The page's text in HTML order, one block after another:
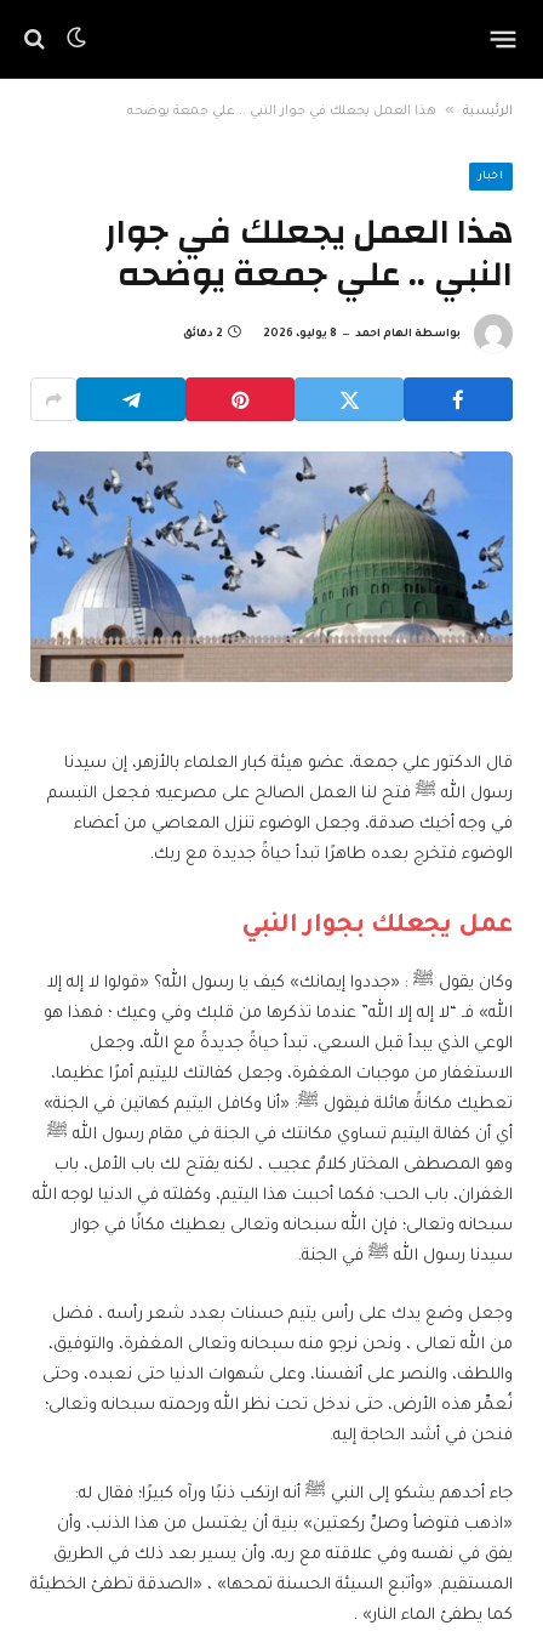
الرئيسية » هذا العمل يجعلك في جوار النبي .. علي جمعة يوضحه
اخبار
هذا العمل يجعلك في جوار
النبي .. علي جمعة يوضحه
بواسطة الهام احمد 8 يوليو، 2026 2 دقائق
قال الدكتور علي جمعة، عضو هيئة كبار العلماء بالأزهر، إن سيدنا
رسول الله ﷺ فتح لنا العمل الصالح على مصرعيه؛ فجعل التبسم
في وجه أخيك صدقة، وجعل الوضوء تنزل المعاصي من أعضاء
الوضوء فتخرج بعده طاهرًا تبدأ حياةً جديدة مع ربك.
عمل يجعلك بجوار النبي
وكان يقول ﷺ : «جددوا إيمانك» كيف يا رسول الله؟ «قولوا لا إله إلا
الله» فـ “لا إله إلا الله” عندما تذكرها من قلبك وفي وعيك ؛ فهذا هو
الوعي الذي يبدأ قبل السعي، تبدأ حياةً جديدةً مع الله، وجعل
الاستغفار من موجبات المغفرة، وجعل كفالتك لليتيم أمرًا عظيما،
تعطيك مكانةً هائلة فيقول ﷺ: «أنا وكافل اليتيم كهاتين في الجنة»
أي أن كفالة اليتيم تساوي مكانتك في الجنة في مقام رسول الله ﷺ
وهو المصطفى المختار كلامٌ عجيب ، لكنه يفتح لك باب الأمل، باب
الغفران، باب الحب؛ فكما أحببت هذا اليتيم، وكفلته في الدنيا لوجه الله
سبحانه وتعالى؛ فإن الله سبحانه وتعالى يعطيك مكانًا في جوار
سيدنا رسول الله ﷺ في الجنة.
وجعل وضع يدك على رأس يتيم حسنات بعدد شعر رأسه ، فضل
من الله تعالى ، ونحن نرجو منه سبحانه وتعالى المغفرة، والتوفيق،
واللطف، والنصر على أنفسنا، وعلى شهوات الدنيا حتى نعبده، وحتى
نُعمِّر هذه الأرض، حتى ندخل تحت نظر الله ورحمته سبحانه وتعالى؛
فنحن في أشد الحاجة إليه.
جاء أحدهم يشكو إلى النبي ﷺ أنه ارتكب ذنبًا ورآه كبيرًا؛ فقال له:
«اذهب فتوضأ وصلِّ ركعتين» بنية أن يغتسل من هذا الذنب، وأن
يفق في نفسه وفي علاقته مع ربه، وأن يسير بعد ذلك في الطريق
المستقيم. «وأتبع السيئة الحسنة تمحها» ، «الصدقة تطفئ الخطيئة
كما يطفئ الماء النار» .